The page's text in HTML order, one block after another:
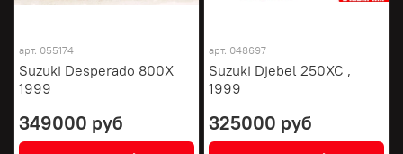
арт. 055174
Suzuki Desperado 800X
1999
349000 руб
арт. 048697
Suzuki Djebel 250XC ,
1999
325000 руб